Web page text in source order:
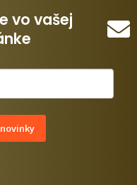
vo vašej